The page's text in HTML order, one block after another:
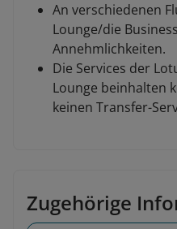
An verschiedenen
Lounge/die
Annehmlichkeiten.
Die Services der
Lounge beinhalten
keinen Transfer-
Zugehörige